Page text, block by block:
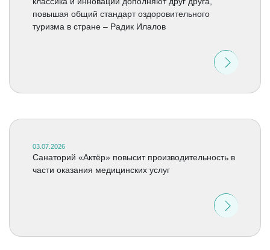
повышая общий стандарт оздоровительного
туризма в стране – Радик Илалов
03.07.2026
Санаторий «Актёр» повысит производительность в
части оказания медицинских услуг